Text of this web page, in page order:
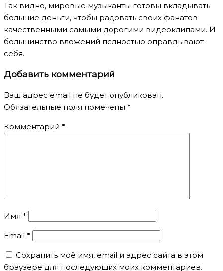
Так видно, мировые музыканты готовы вкладывать
большие деньги, чтобы радовать своих фанатов
качественными самыми дорогими видеоклипами. И
большинство вложений полностью оправдывают
себя.
Добавить комментарий
Ваш адрес email не будет опубликован.
Обязательные поля помечены *
Комментарий *
Имя *
Email *
Сохранить моё имя, email и адрес сайта в этом
браузере для последующих моих комментариев.